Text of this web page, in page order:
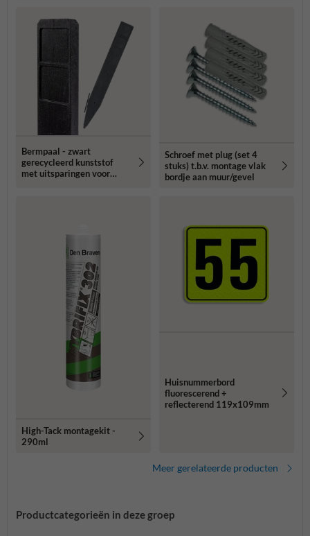
Bermpaal - zwart
gerecycleerd kunststof
met uitsparingen voor
Schroef met plug (set 4
stuks) t.b.v. montage vlak
bordje aan muur/gevel
High-Tack montagekit -
290ml
Huisnummerbord
fluorescerend +
reflecterend 119x109mm
Meer gerelateerde producten
Productcategorieën in deze groep